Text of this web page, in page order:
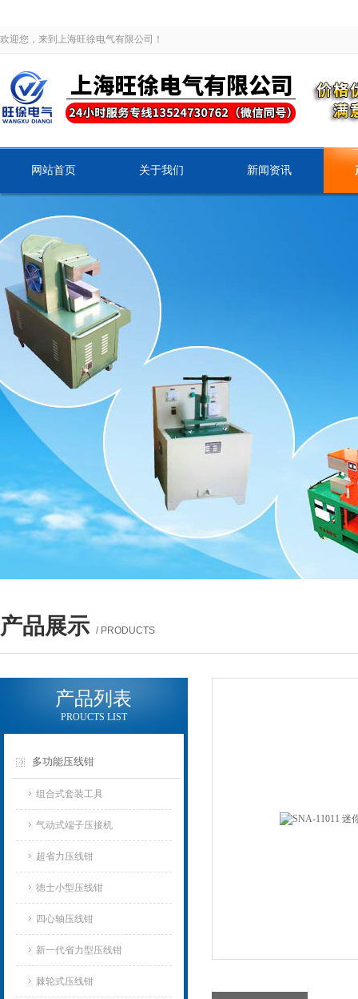
欢迎您，来到上海旺徐电气有限公司！
网站首页 关于我们 新闻资讯
产品展示 / PRODUCTS
产品列表
PROUCTS LIST
多功能压线钳
组合式套装工具
气动式端子压接机
超省力压线钳
德士小型压线钳
四心轴压线钳
新一代省力型压线钳
棘轮式压线钳